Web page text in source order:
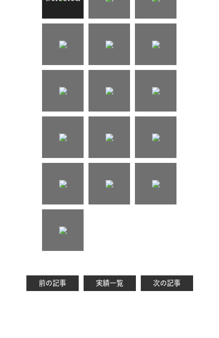
前の記事 実績一覧 次の記事